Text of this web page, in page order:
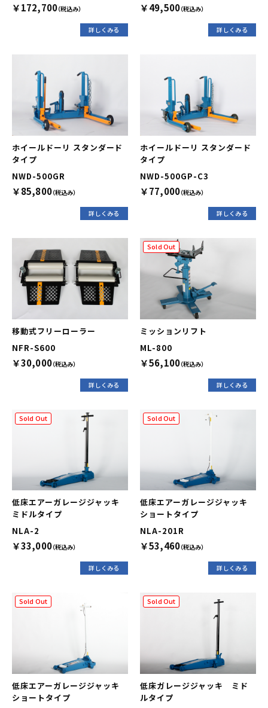
￥172,700（税込み）
詳しくみる
￥49,500（税込み）
詳しくみる
ホイールドーリ スタンダード
タイプ
NWD-500GR
￥85,800（税込み）
詳しくみる
ホイールドーリ スタンダード
タイプ
NWD-500GP-C3
￥77,000（税込み）
詳しくみる
移動式フリーローラー
NFR-S600
￥30,000（税込み）
詳しくみる
Sold Out
ミッションリフト
ML-800
￥56,100（税込み）
詳しくみる
Sold Out
低床エアーガレージジャッキ
ミドルタイプ
NLA-2
￥33,000（税込み）
詳しくみる
Sold Out
低床エアーガレージジャッキ
ショートタイプ
NLA-201R
￥53,460（税込み）
詳しくみる
Sold Out
低床エアーガレージジャッキ
ショートタイプ
Sold Out
低床ガレージジャッキ ミド
ルタイプ